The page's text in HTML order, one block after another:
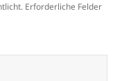
Erforderliche Felder